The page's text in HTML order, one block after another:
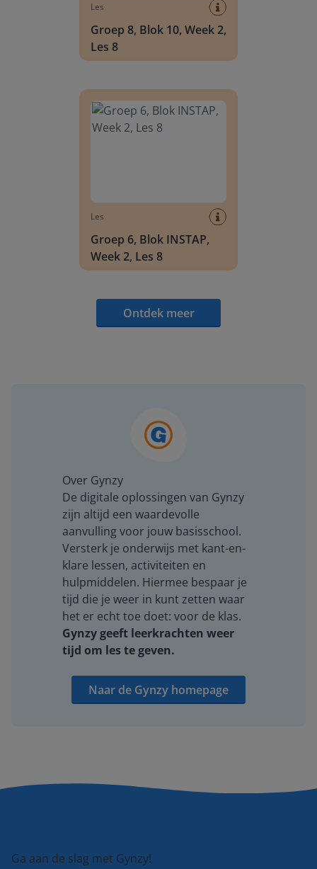
Les
Groep 8, Blok 10, Week 2,
Les 8
Les
Groep 6, Blok INSTAP,
Week 2, Les 8
Ontdek meer
Over Gynzy
De digitale oplossingen van Gynzy
zijn altijd een waardevolle
aanvulling voor jouw basisschool.
Versterk je onderwijs met kant-en-
klare lessen, activiteiten en
hulpmiddelen. Hiermee bespaar je
tijd die je weer in kunt zetten waar
het er echt toe doet: voor de klas.
Gynzy geeft leerkrachten weer
tijd om les te geven.
Naar de Gynzy homepage
Ga aan de slag met Gynzy!